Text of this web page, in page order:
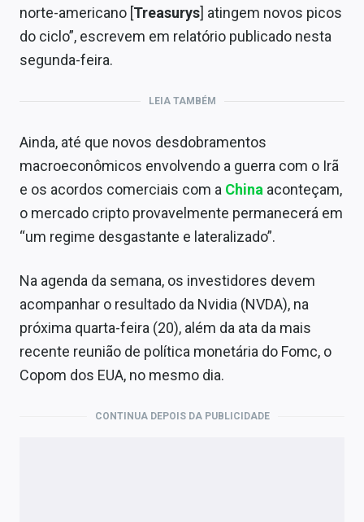
norte-americano [Treasurys] atingem novos picos
do ciclo”, escrevem em relatório publicado nesta
segunda-feira.
LEIA TAMBÉM
Ainda, até que novos desdobramentos
macroeconômicos envolvendo a guerra com o Irã
e os acordos comerciais com a China aconteçam,
o mercado cripto provavelmente permanecerá em
“um regime desgastante e lateralizado”.
Na agenda da semana, os investidores devem
acompanhar o resultado da Nvidia (NVDA), na
próxima quarta-feira (20), além da ata da mais
recente reunião de política monetária do Fomc, o
Copom dos EUA, no mesmo dia.
CONTINUA DEPOIS DA PUBLICIDADE